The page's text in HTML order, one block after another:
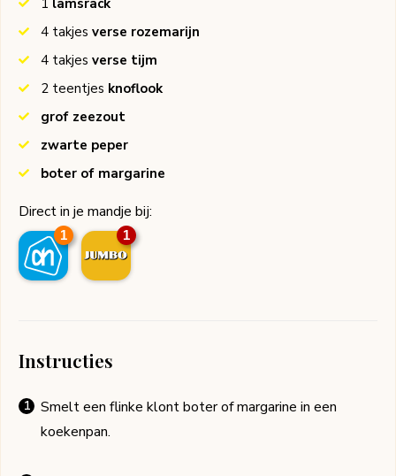
4 takjes verse rozemarijn
4 takjes verse tijm
2 teentjes knoflook
grof zeezout
zwarte peper
boter of margarine
Direct in je mandje bij:
1 1
Instructies
Smelt een flinke klont boter of margarine in een
koekenpan.